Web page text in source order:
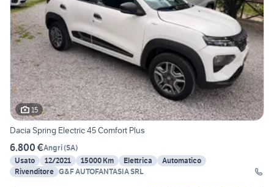
15
Dacia Spring Electric 45 Comfort Plus
6.800 €Angri(SA)
Usato
12/2021 15000 Km Elettrica
Automatico
Rivenditore G&F AUTOFANTASIA SRL